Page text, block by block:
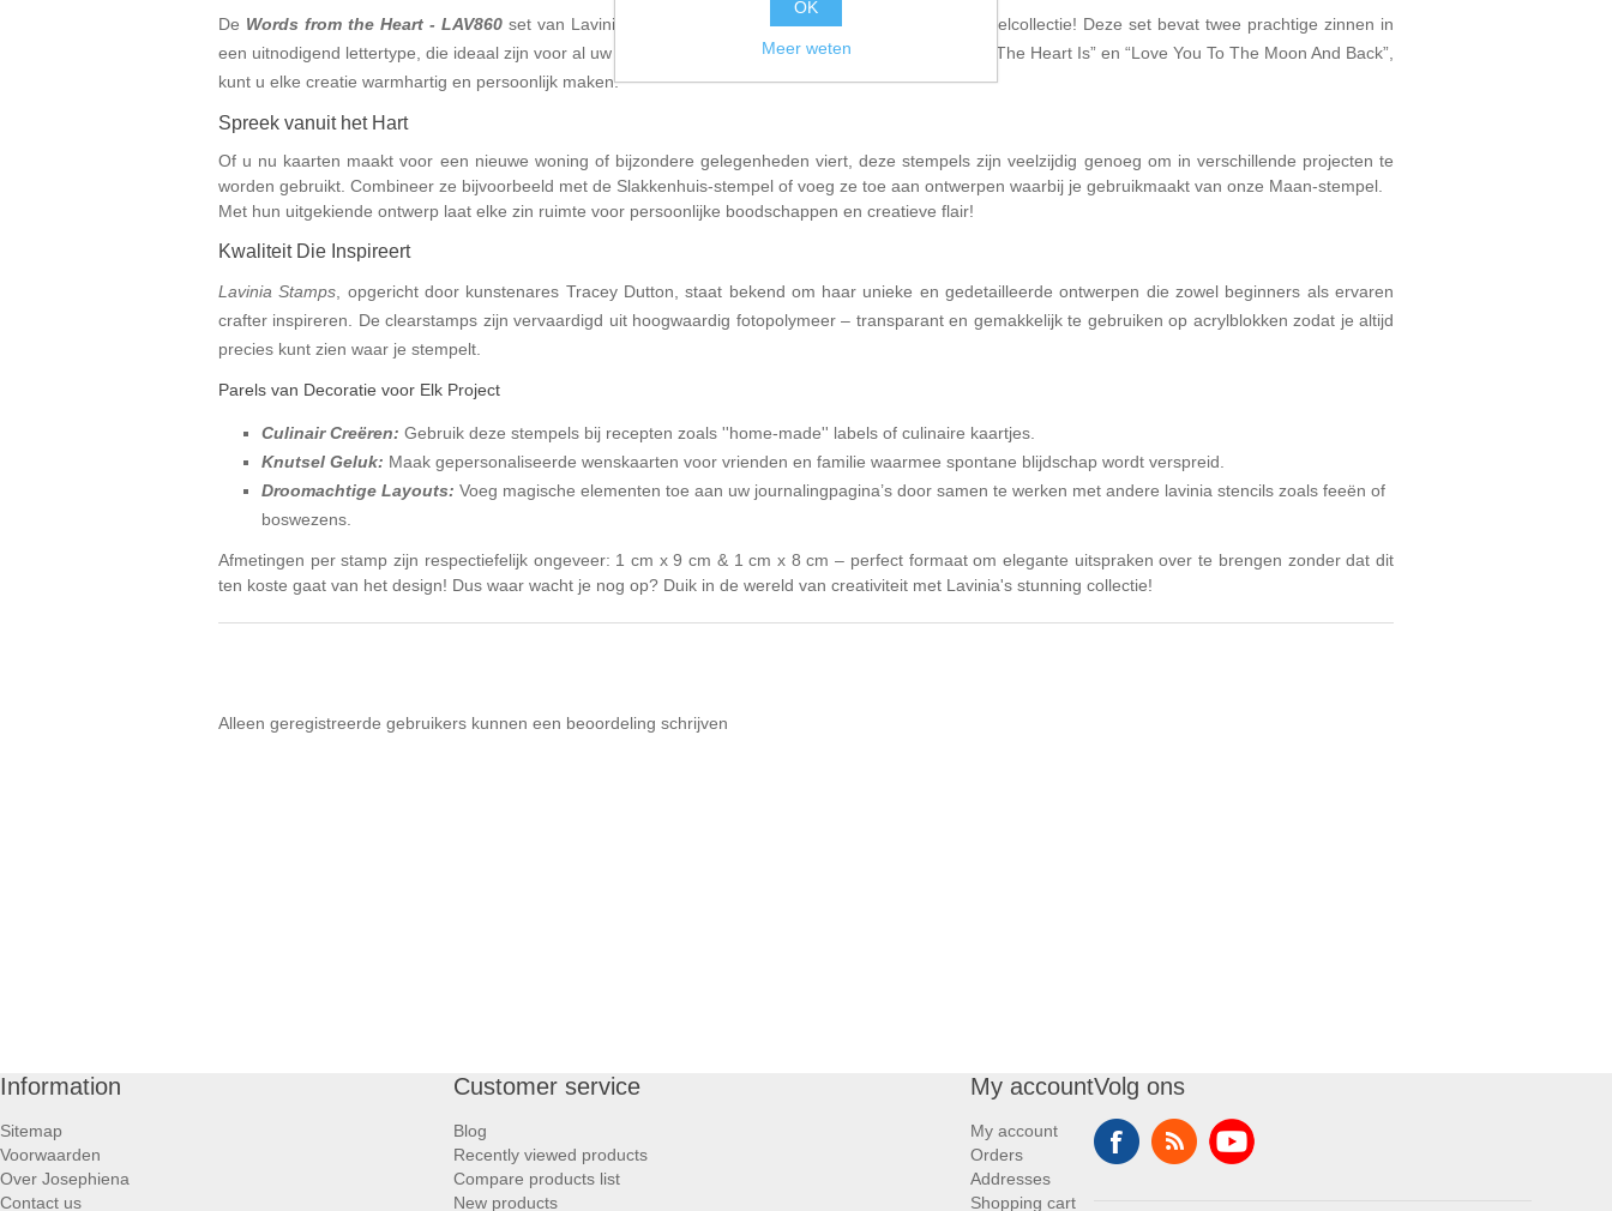
De Words from the Heart - LAV860set van Lavinia Stamps is de perfecte toevoeging aan uw knutselcollectie! Deze set bevat twee prachtige zinnen in
een uitnodigend lettertype, die ideaal zijn voor al uw papierprojecten. Met teksten als “Home Is Where The Heart Is” en “Love You To The Moon And Back”,
kunt u elke creatie warmhartig en persoonlijk maken.
Spreek vanuit het Hart
Of u nu kaarten maakt voor een nieuwe woning of bijzondere gelegenheden viert, deze stempels zijn veelzijdig genoeg om in verschillende projecten te
worden gebruikt. Combineer ze bijvoorbeeld met de Slakkenhuis-stempel of voeg ze toe aan ontwerpen waarbij je gebruikmaakt van onze Maan-stempel.
Met hun uitgekiende ontwerp laat elke zin ruimte voor persoonlijke boodschappen en creatieve flair!
Kwaliteit Die Inspireert
Lavinia Stamps, opgericht door kunstenares Tracey Dutton, staat bekend om haar unieke en gedetailleerde ontwerpen die zowel beginners als ervaren
crafter inspireren. De clearstamps zijn vervaardigd uit hoogwaardig fotopolymeer – transparant en gemakkelijk te gebruiken op acrylblokken zodat je altijd
precies kunt zien waar je stempelt.
Parels van Decoratie voor Elk Project
Culinair Creëren: Gebruik deze stempels bij recepten zoals ''home-made'' labels of culinaire kaartjes.
Knutsel Geluk: Maak gepersonaliseerde wenskaarten voor vrienden en familie waarmee spontane blijdschap wordt verspreid.
Droomachtige Layouts: Voeg magische elementen toe aan uw journalingpagina’s door samen te werken met andere lavinia stencils zoals feeën of
boswezens.
Afmetingen per stamp zijn respectiefelijk ongeveer: 1 cm x 9 cm & 1 cm x 8 cm – perfect formaat om elegante uitspraken over te brengen zonder dat dit
ten koste gaat van het design! Dus waar wacht je nog op? Duik in de wereld van creativiteit met Lavinia's stunning collectie!
Alleen geregistreerde gebruikers kunnen een beoordeling schrijven
Information
Sitemap
Voorwaarden
Over Josephiena
Contact us
Customer service
Blog
Recently viewed products
Compare products list
New products
My account
My account
Orders
Addresses
Shopping cart
Volg ons
OK
Meer weten